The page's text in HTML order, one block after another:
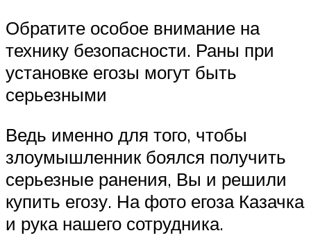
Обратите особое внимание на
технику безопасности. Раны при
установке егозы могут быть
серьезными
Ведь именно для того, чтобы
злоумышленник боялся получить
серьезные ранения, Вы и решили
купить егозу. На фото егоза Казачка
и рука нашего сотрудника.